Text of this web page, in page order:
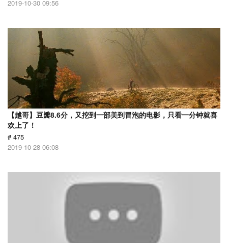
2019-10-30 09:56
【越哥】豆瓣8.6分，又挖到一部美到冒泡的电影，只看一分钟就喜
欢上了！
# 475
2019-10-28 06:08